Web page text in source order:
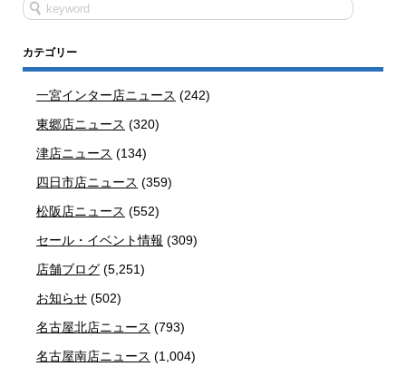
カテゴリー
一宮インター店ニュース (242)
東郷店ニュース (320)
津店ニュース (134)
四日市店ニュース (359)
松阪店ニュース (552)
セール・イベント情報 (309)
店舗ブログ (5,251)
お知らせ (502)
名古屋北店ニュース (793)
名古屋南店ニュース (1,004)